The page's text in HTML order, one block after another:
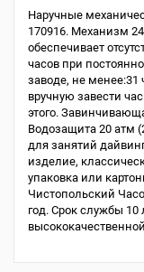
Наручные
170916. Механизм
обеспечивает
часов при
заводе, не менее:31
вручную завести
этого.
Водозащита 20 атм
для занятий
изделие,
упаковка или
Чистопольский
год. Срок службы 10